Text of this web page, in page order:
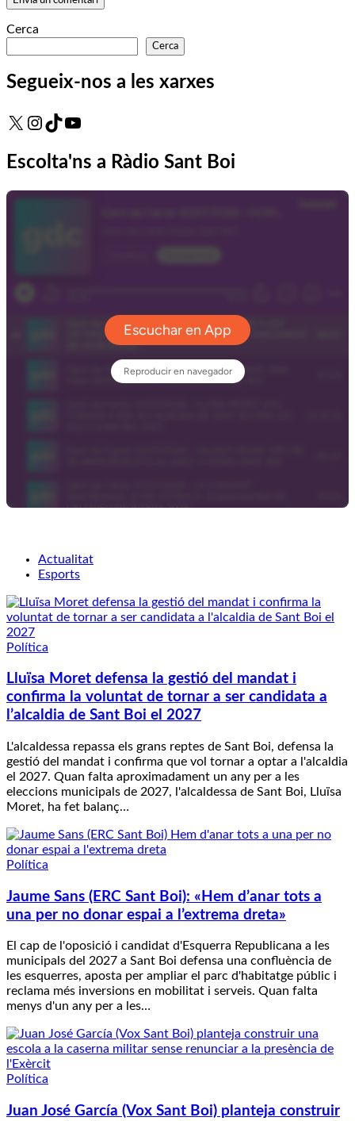
Cerca
Cerca
Segueix-nos a les xarxes
X Instagram
TikTokYouTube
Escolta'ns a Ràdio Sant Boi
Actualitat
Esports
Política
Lluïsa Moret defensa la gestió del mandat i
confirma la voluntat de tornar a ser candidata a
l’alcaldia de Sant Boi el 2027
L'alcaldessa repassa els grans reptes de Sant Boi, defensa la
gestió del mandat i confirma que vol tornar a optar a l'alcaldia
el 2027. Quan falta aproximadament un any per a les
eleccions municipals de 2027, l'alcaldessa de Sant Boi, Lluïsa
Moret, ha fet balanç…
Política
Jaume Sans (ERC Sant Boi): «Hem d’anar tots a
una per no donar espai a l’extrema dreta»
El cap de l'oposició i candidat d'Esquerra Republicana a les
municipals del 2027 a Sant Boi defensa una confluència de
les esquerres, aposta per ampliar el parc d'habitatge públic i
reclama més inversions en mobilitat i serveis. Quan falta
menys d'un any per a les…
Política
Juan José García (Vox Sant Boi) planteja construir